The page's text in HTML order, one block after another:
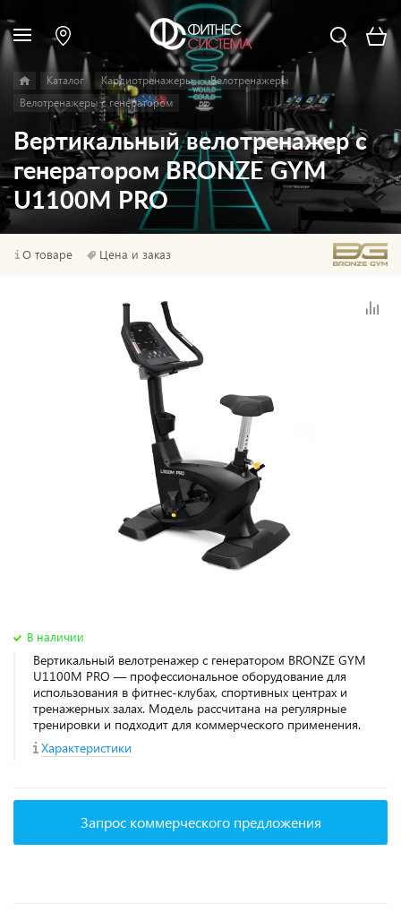
Каталог Кардиотренажеры
Велотренажеры
Велотренажеры с генератором
Вертикальный велотренажер с
генератором BRONZE GYM
U1100M PRO
О товаре Цена и заказ
В наличии
Вертикальный велотренажер с генератором BRONZE GYM
U1100M PRO — профессиональное оборудование для
использования в фитнес‑клубах, спортивных центрах и
тренажерных залах. Модель рассчитана на регулярные
тренировки и подходит для коммерческого применения.
Характеристики
Запрос коммерческого предложения